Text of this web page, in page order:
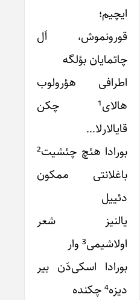
ایچیم؛
قورونموش، اَل
چاتمایان بؤلگه
اطرافی هؤرولوب
هالای¹ چکن
قایالارلا…
بورادا هئچ چئشیت²
باغلانتی ممکون
دئییل
یالنیز شعر
اولاشیمی³ وار
بورادا اسکی‌دَن بیر
دیزه⁴ چکنده